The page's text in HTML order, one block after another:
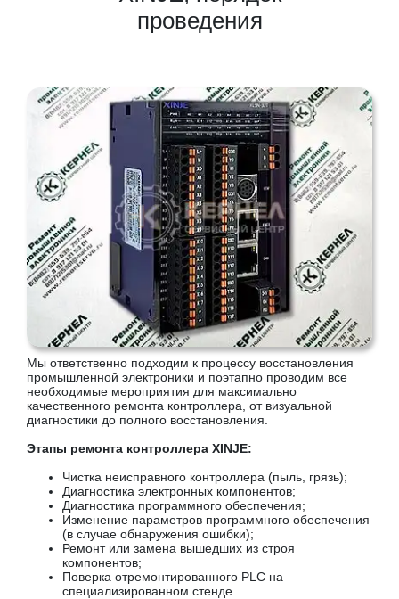
проведения
Мы ответственно подходим к процессу восстановления
промышленной электроники и поэтапно проводим все
необходимые мероприятия для максимально
качественного ремонта контроллера, от визуальной
диагностики до полного восстановления.
Этапы ремонта контроллера XINJE:
Чистка неисправного контроллера (пыль, грязь);
Диагностика электронных компонентов;
Диагностика программного обеспечения;
Изменение параметров программного обеспечения
(в случае обнаружения ошибки);
Ремонт или замена вышедших из строя
компонентов;
Поверка отремонтированного PLC на
специализированном стенде.